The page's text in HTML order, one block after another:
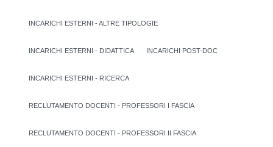
INCARICHI ESTERNI - ALTRE TIPOLOGIE
INCARICHI ESTERNI - DIDATTICA INCARICHI POST-DOC
INCARICHI ESTERNI - RICERCA
RECLUTAMENTO DOCENTI - PROFESSORI I FASCIA
RECLUTAMENTO DOCENTI - PROFESSORI II FASCIA